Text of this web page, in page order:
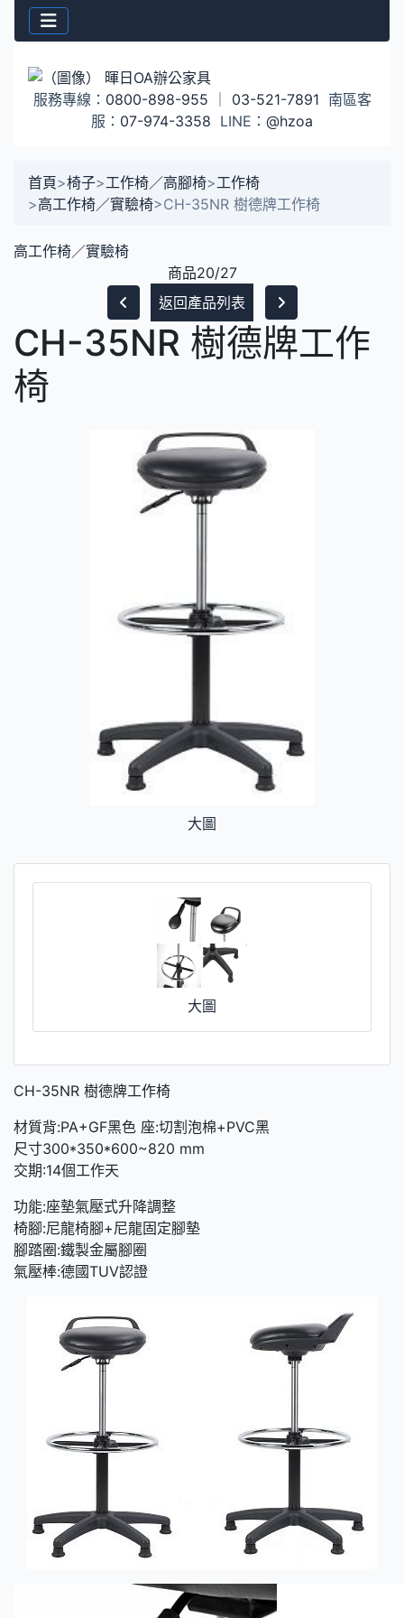
服務專線： 0800-898-955 03-521-7891 南區客
服： 07-974-3358 LINE： @hzoa
首頁>椅子>工作椅／高腳椅>工作椅
>高工作椅／實驗椅>CH-35NR 樹德牌工作椅
高工作椅／實驗椅
商品20/27
返回產品列表
CH-35NR 樹德牌工作
椅
大圖
大圖
CH-35NR 樹德牌工作椅
材質背:PA+GF黑色 座:切割泡棉+PVC黑
尺寸300*350*600~820 mm
交期:14個工作天
功能:座墊氣壓式升降調整
椅腳:尼龍椅腳+尼龍固定腳墊
腳踏圈:鐵製金屬腳圈
氣壓棒:德國TUV認證